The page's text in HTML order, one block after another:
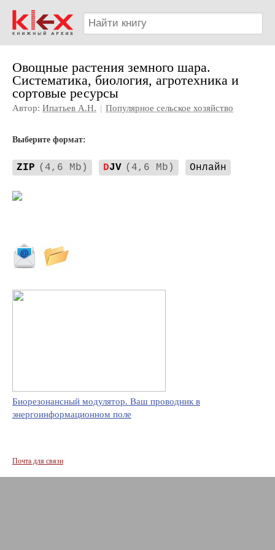
Овощные растения земного шара.
Систематика, биология, агротехника и
сортовые ресурсы
Автор: Ипатьев А.Н. | Популярное сельское хозяйство
Выберите формат:
ZIP (4,6 Mb) DJV (4,6 Mb) Онлайн
Биорезонансный модулятор. Ваш проводник в
энергоинформационном поле
Почта для связи